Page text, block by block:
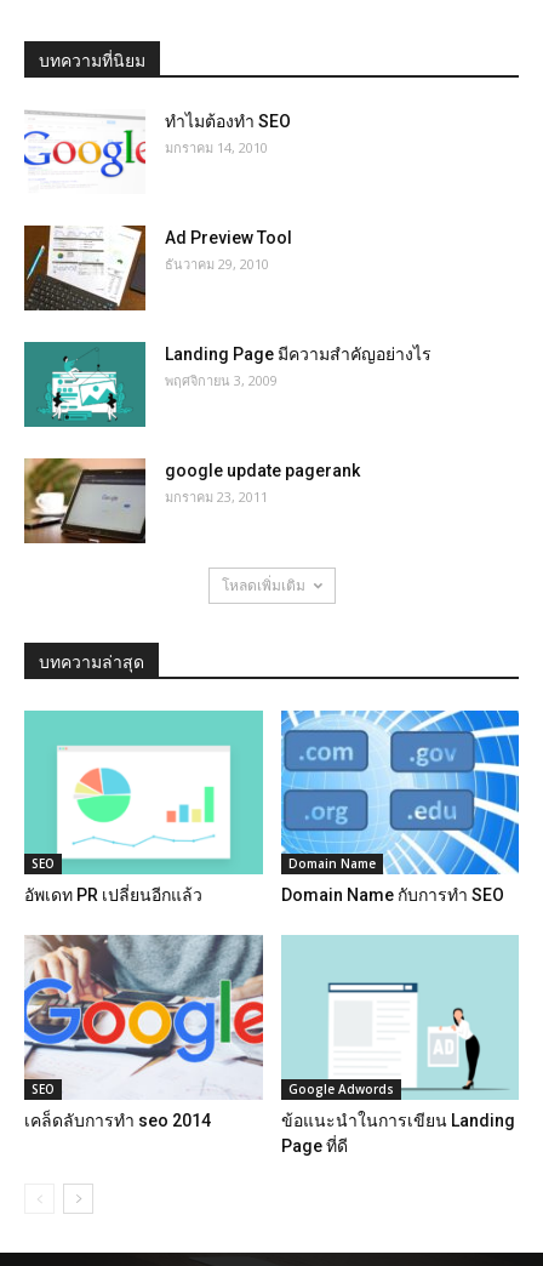
บทความที่นิยม
ทำไมต้องทำ SEO
มกราคม 14, 2010
Ad Preview Tool
ธันวาคม 29, 2010
Landing Page มีความสำคัญอย่างไร
พฤศจิกายน 3, 2009
google update pagerank
มกราคม 23, 2011
โหลดเพิ่มเติม
บทความล่าสุด
SEO
อัพเดท PR เปลี่ยนอีกแล้ว
Domain Name
Domain Name กับการทำ SEO
SEO
เคล็ดลับการทำ seo 2014
Google Adwords
ข้อแนะนำในการเขียน Landing
Page ที่ดี